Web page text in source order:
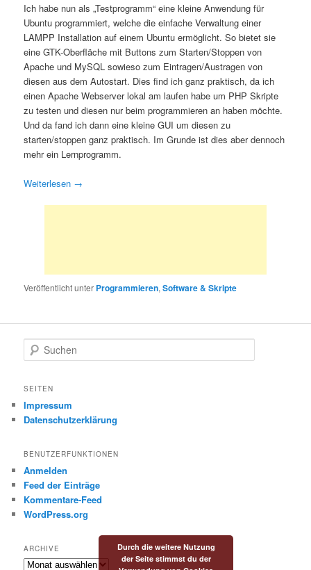
Ich habe nun als „Testprogramm“ eine kleine Anwendung für
Ubuntu programmiert, welche die einfache Verwaltung einer
LAMPP Installation auf einem Ubuntu ermöglicht. So bietet sie
eine GTK-Oberfläche mit Buttons zum Starten/Stoppen von
Apache und MySQL sowieso zum Eintragen/Austragen von
diesen aus dem Autostart. Dies find ich ganz praktisch, da ich
einen Apache Webserver lokal am laufen habe um PHP Skripte
zu testen und diesen nur beim programmieren an haben möchte.
Und da fand ich dann eine kleine GUI um diesen zu
starten/stoppen ganz praktisch. Im Grunde ist dies aber dennoch
mehr ein Lernprogramm.
Weiterlesen →
Veröffentlicht unter Programmieren,Software & Skripte
u
h
n
SEITEN
Impressum
Datenschutzerklärung
BENUTZERFUNKTIONEN
Anmelden
Feed der Einträge
Kommentare-Feed
WordPress.org
ARCHIVE
Archive
Durch die weitere Nutzung
der Seite stimmst du der